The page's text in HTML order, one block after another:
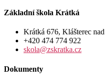
Základní škola Krátká
Krátká 676, Klášterec
+420 474 774 922
skola@zskratka.cz
Dokumenty